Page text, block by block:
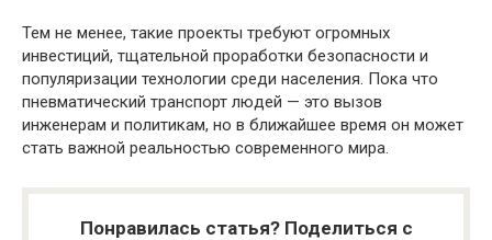
Тем не менее, такие проекты требуют огромных
инвестиций, тщательной проработки безопасности и
популяризации технологии среди населения. Пока что
пневматический транспорт людей — это вызов
инженерам и политикам, но в ближайшее время он может
стать важной реальностью современного мира.
Понравилась статья? Поделиться с